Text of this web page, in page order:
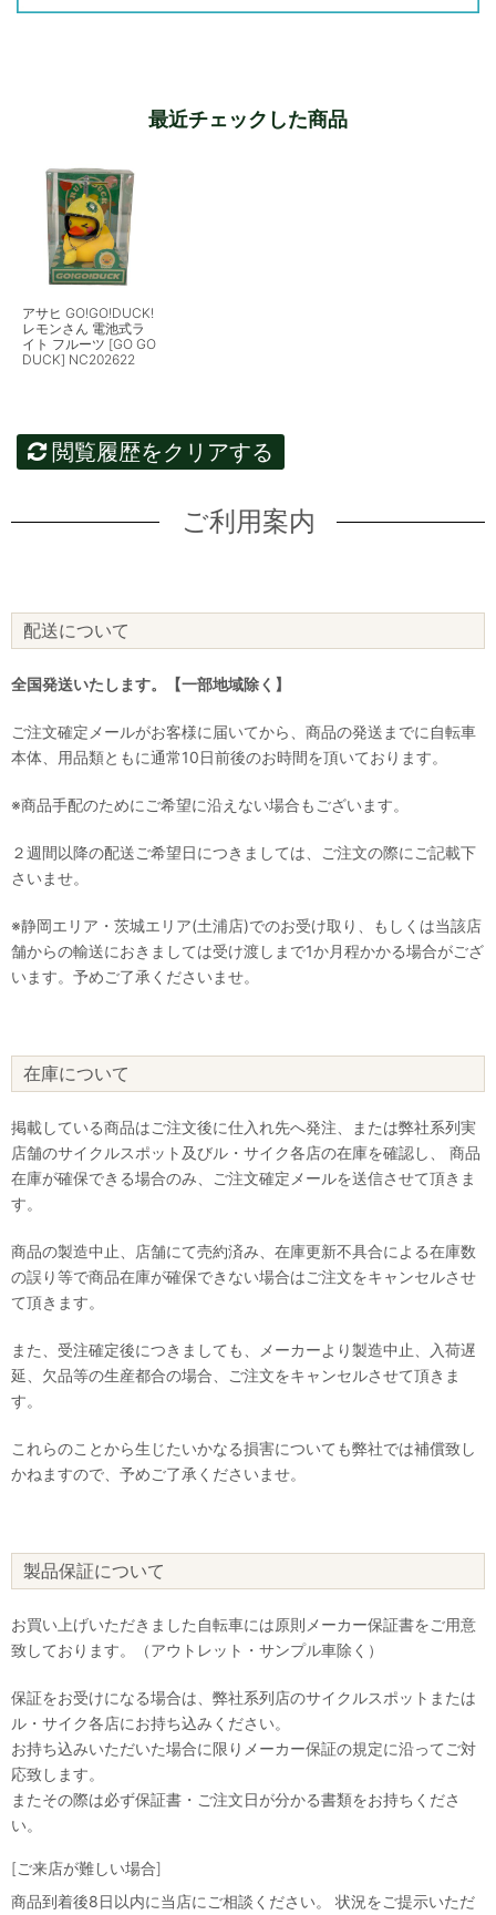
最近チェックした商品
アサヒ GO!GO!DUCK!
レモンさん 電池式ラ
イト フルーツ [GO GO
DUCK] NC202622
閲覧履歴をクリアする
ご利用案内
配送について
全国発送いたします。【一部地域除く】
ご注文確定メールがお客様に届いてから、商品の発送までに自転車
本体、用品類ともに通常10日前後のお時間を頂いております。
※商品手配のためにご希望に沿えない場合もございます。
２週間以降の配送ご希望日につきましては、ご注文の際にご記載下
さいませ。
※静岡エリア・茨城エリア(土浦店)でのお受け取り、もしくは当該店
舗からの輸送におきましては受け渡しまで1か月程かかる場合がござ
います。予めご了承くださいませ。
在庫について
掲載している商品はご注文後に仕入れ先へ発注、または弊社系列実
店舗のサイクルスポット及びル・サイク各店の在庫を確認し、 商品
在庫が確保できる場合のみ、ご注文確定メールを送信させて頂きま
す。
商品の製造中止、店舗にて売約済み、在庫更新不具合による在庫数
の誤り等で商品在庫が確保できない場合はご注文をキャンセルさせ
て頂きます。
また、受注確定後につきましても、メーカーより製造中止、入荷遅
延、欠品等の生産都合の場合、ご注文をキャンセルさせて頂きま
す。
これらのことから生じたいかなる損害についても弊社では補償致し
かねますので、予めご了承くださいませ。
製品保証について
お買い上げいただきました自転車には原則メーカー保証書をご用意
致しております。（アウトレット・サンプル車除く）
保証をお受けになる場合は、弊社系列店のサイクルスポットまたは
ル・サイク各店にお持ち込みください。
お持ち込みいただいた場合に限りメーカー保証の規定に沿ってご対
応致します。
またその際は必ず保証書・ご注文日が分かる書類をお持ちくださ
い。
[ご来店が難しい場合]
商品到着後8日以内に当店にご相談ください。 状況をご提示いただ